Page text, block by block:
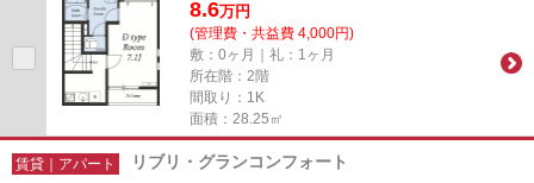
8.6万円
(管理費・共益費 4,000円)
敷：0ヶ月｜礼：1ヶ月
所在階：2階
間取り：1K
面積：28.25㎡
賃貸｜アパート リブリ・グランコンフォート